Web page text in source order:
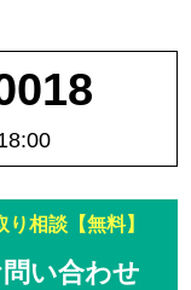
相談【無料】
い合わせ